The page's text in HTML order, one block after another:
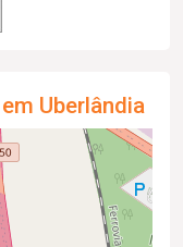
Uberlândia